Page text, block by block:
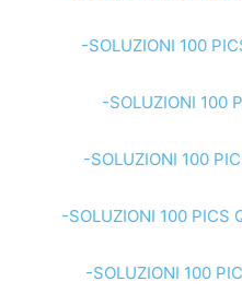
-SOLUZIONI 100
-SOLUZIONI 100
-SOLUZIONI 100
-SOLUZIONI 100 PICS
-SOLUZIONI 100